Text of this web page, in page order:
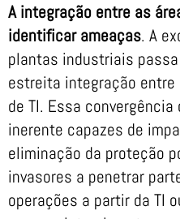
A integração entre as
identificar ameaças. A
plantas industriais
estreita integração entre
de TI. Essa
inerente capazes de
eliminação da proteção
invasores a penetrar
operações a partir da TI